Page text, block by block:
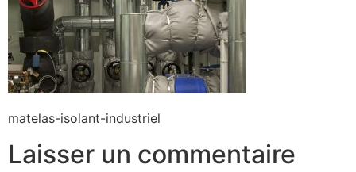
matelas-isolant-industriel
Laisser un commentaire